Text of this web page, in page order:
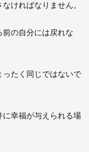
ければなりません。
の自分には戻れな
たく同じではないで
に幸福が与えられる場